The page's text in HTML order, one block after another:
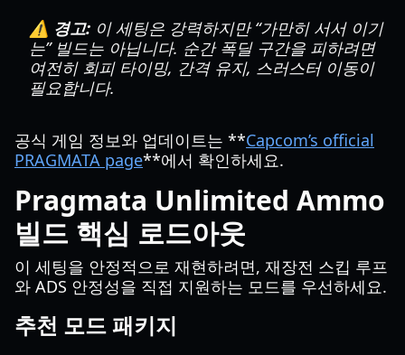
⚠️ 경고: 이 세팅은 강력하지만 “가만히 서서 이기
는” 빌드는 아닙니다. 순간 폭딜 구간을 피하려면
여전히 회피 타이밍, 간격 유지, 스러스터 이동이
필요합니다.
공식 게임 정보와 업데이트는 **Capcom’s official
PRAGMATA page**에서 확인하세요.
Pragmata Unlimited Ammo
빌드 핵심 로드아웃
이 세팅을 안정적으로 재현하려면, 재장전 스킵 루프
와 ADS 안정성을 직접 지원하는 모드를 우선하세요.
추천 모드 패키지